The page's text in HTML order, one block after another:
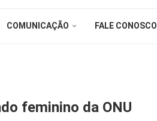
COMUNICAÇÃO FALE CONOSCO
feminino da ONU